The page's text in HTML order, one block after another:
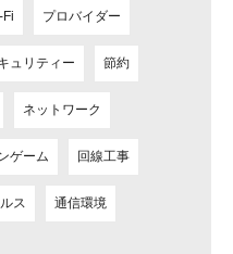
Fi プロバイダー
ュリティー 節約
ネットワーク
ゲーム 回線工事
ス 通信環境